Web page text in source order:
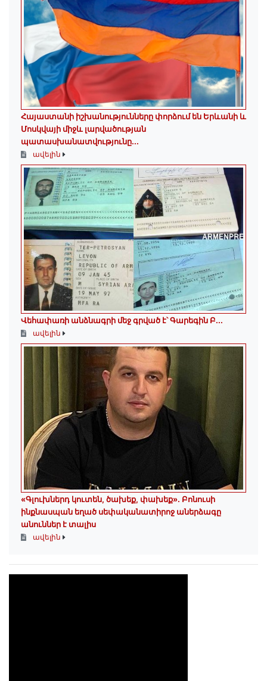
Հայաստանի իշխանությունները փորձում են Երևանի և
Մոսկվայի միջև լարվածության
պատասխանատվությունը...
ավելին
Վեհափառի անձնագրի մեջ գրված է՝ Գարեգին Բ...
ավելին
«Գլուխներդ կուտեն, ծախեք, փախեք»․ Բոնուսի
ինքնասպան եղած սեփականատիրոջ աներձագը
անուններ է տալիս
ավելին